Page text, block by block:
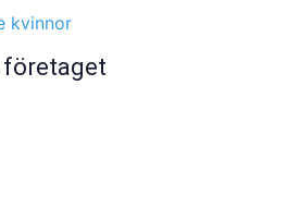
kvinnor
företaget